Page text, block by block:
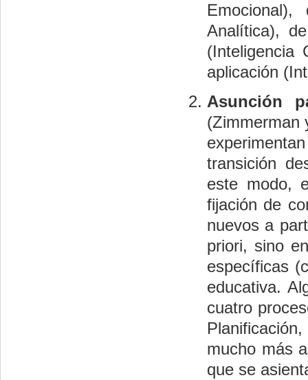
Emocional),
Analítica),
(Inteligencia
aplicación
Asunción
(Zimmerman
transición
este modo,
fijación de
nuevos a
priori, sino
específicas
educativa.
cuatro
mucho más
que se